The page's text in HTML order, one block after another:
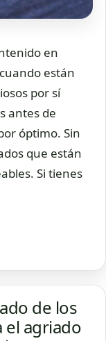
en
están
por sí
antes de
óptimo. Sin
que están
Si tienes
de los
el agriado